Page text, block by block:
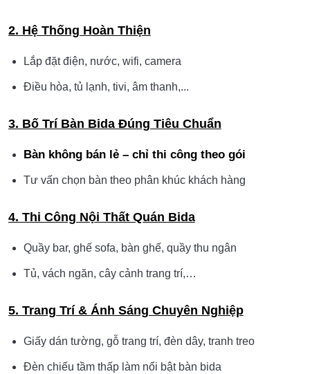
2. Hệ Thống Hoàn Thiện
Lắp đặt điện, nước, wifi, camera
Điều hòa, tủ lạnh, tivi, âm thanh,...
3. Bố Trí Bàn Bida Đúng Tiêu Chuẩn
Bàn không bán lẻ – chỉ thi công theo gói
Tư vấn chọn bàn theo phân khúc khách hàng
4. Thi Công Nội Thất Quán Bida
Quầy bar, ghế sofa, bàn ghế, quầy thu ngân
Tủ, vách ngăn, cây cảnh trang trí,…
5. Trang Trí & Ánh Sáng Chuyên Nghiệp
Giấy dán tường, gỗ trang trí, đèn dây, tranh treo
Đèn chiếu tầm thấp làm nổi bật bàn bida